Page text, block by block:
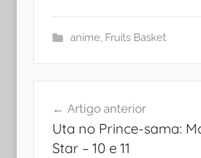
anime, Fruits Basket
artigos
Artigo anterior
Uta no Prince-sama:
Star – 10 e 11